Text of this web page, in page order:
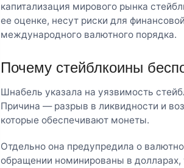
капитализация мирового рынка
ее оценке, несут риски для
международного валютного порядка.
Почему стейблкоины
Шнабель указала на уязвимость
Причина — разрыв в ликвидности и
которые обеспечивают монеты.
Отдельно она предупредила о
обращении номинированы в долларах,